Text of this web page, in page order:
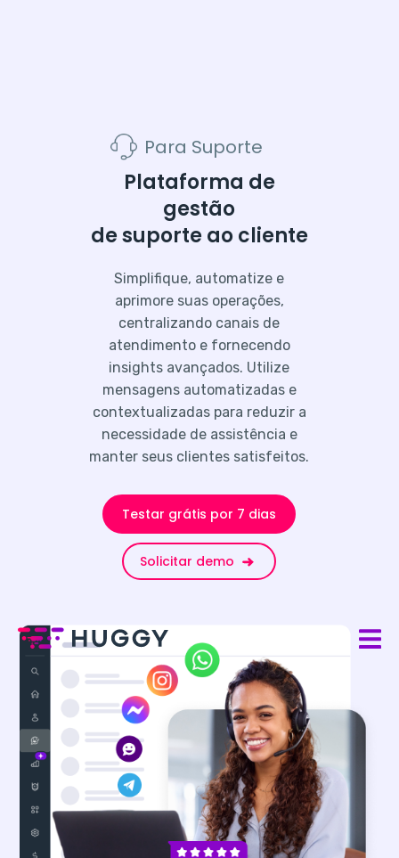
Para Suporte
Plataforma de
gestão
de suporte ao cliente
Simplifique, automatize e
aprimore suas operações,
centralizando canais de
atendimento e fornecendo
insights avançados. Utilize
mensagens automatizadas e
contextualizadas para reduzir a
necessidade de assistência e
manter seus clientes satisfeitos.
Testar grátis por 7 dias
Solicitar demo